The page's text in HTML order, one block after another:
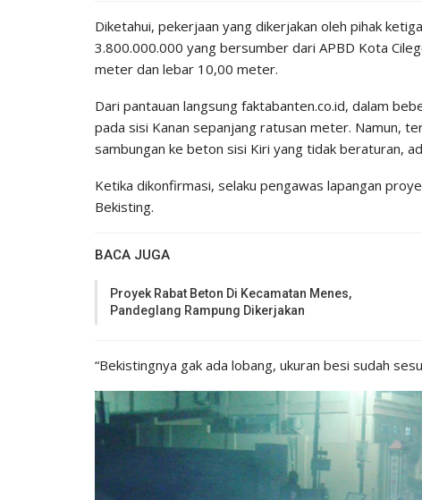
Diketahui, pekerjaan yang dikerjakan oleh pihak
3.800.000.000 yang bersumber dari APBD Kota
meter dan lebar 10,00 meter.
Dari pantauan langsung faktabanten.co.id, dalam
pada sisi Kanan sepanjang ratusan meter. Namun,
sambungan ke beton sisi Kiri yang tidak beraturan,
Ketika dikonfirmasi, selaku pengawas lapangan
Bekisting.
BACA JUGA
Proyek Rabat Beton Di Kecamatan Menes,
Pandeglang Rampung Dikerjakan
“Bekistingnya gak ada lobang, ukuran besi sudah